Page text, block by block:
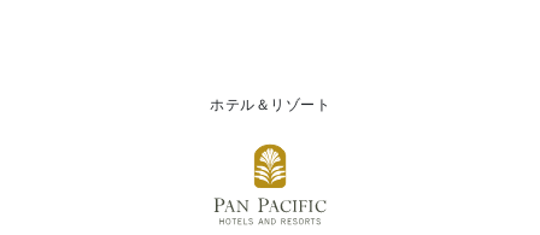
ホテル＆リゾート